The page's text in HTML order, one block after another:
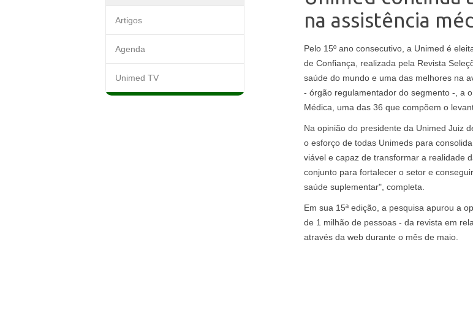
Artigos
Agenda
Unimed TV
na assistência
Pelo 15º ano consecutivo, a Unimed é
de Confiança, realizada pela Revista
saúde do mundo e uma das melhores na
- órgão regulamentador do segmento -, a
Médica, uma das 36 que compõem o
Na opinião do presidente da Unimed Juiz
o esforço de todas Unimeds para
viável e capaz de transformar a realidade
conjunto para fortalecer o setor e
saúde suplementar", completa.
Em sua 15ª edição, a pesquisa apurou a
de 1 milhão de pessoas - da revista em
através da web durante o mês de maio.